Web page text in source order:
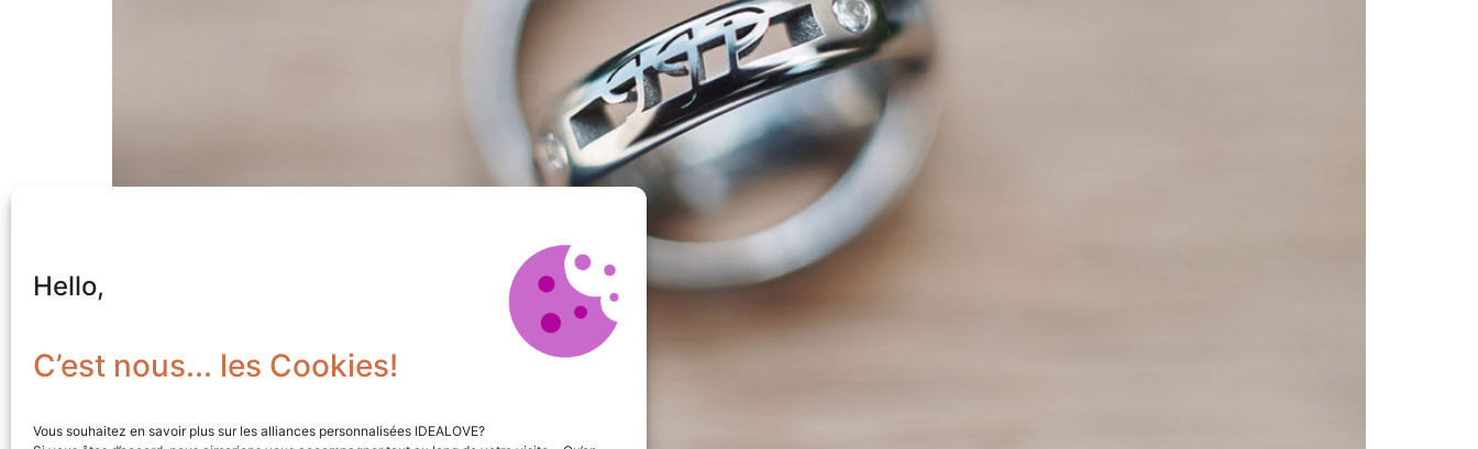
Hello,
C’est nous... les Cookies!
Vous souhaitez en savoir plus sur les alliances personnalisées IDEALOVE?